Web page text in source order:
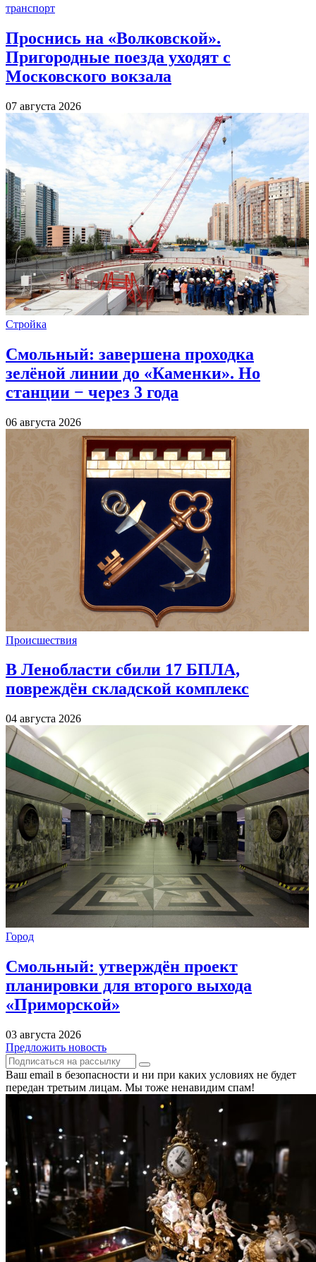
транспорт
Проснись на «Волковской».
Пригородные поезда уходят с
Московского вокзала
07 августа 2026
Стройка
Смольный: завершена проходка
зелёной линии до «Каменки». Но
станции − через 3 года
06 августа 2026
Происшествия
В Ленобласти сбили 17 БПЛА,
повреждён складской комплекс
04 августа 2026
Город
Смольный: утверждён проект
планировки для второго выхода
«Приморской»
03 августа 2026
Предложить новость
Ваш email в безопасности и ни при каких условиях не будет
передан третьим лицам. Мы тоже ненавидим спам!